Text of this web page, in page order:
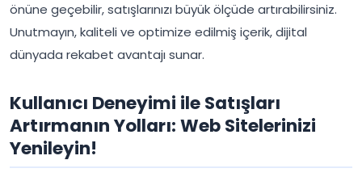
önüne geçebilir, satışlarınızı büyük ölçüde artırabilirsiniz.
Unutmayın, kaliteli ve optimize edilmiş içerik, dijital
dünyada rekabet avantajı sunar.
Kullanıcı Deneyimi ile Satışları
Artırmanın Yolları: Web Sitelerinizi
Yenileyin!